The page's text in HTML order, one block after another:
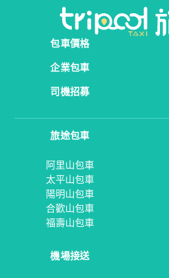
包車價格
企業包車
司機招募
旅途包車
阿里山包車
太平山包車
陽明山包車
合歡山包車
福壽山包車
機場接送